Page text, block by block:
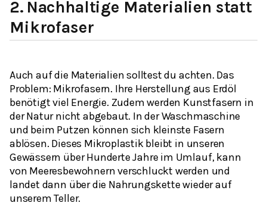
2. Nachhaltige Materialien statt
Mikrofaser
Auch auf die Materialien solltest du achten. Das
Problem: Mikrofasern. Ihre Herstellung aus Erdöl
benötigt viel Energie. Zudem werden Kunstfasern in
der Natur nicht abgebaut. In der Waschmaschine
und beim Putzen können sich kleinste Fasern
ablösen. Dieses Mikroplastik bleibt in unseren
Gewässern über Hunderte Jahre im Umlauf, kann
von Meeresbewohnern verschluckt werden und
landet dann über die Nahrungskette wieder auf
unserem Teller.